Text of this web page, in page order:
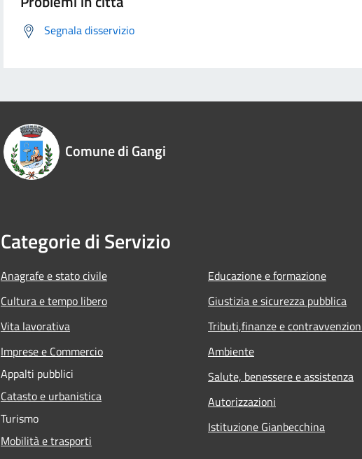
Segnala disservizio
Comune di Gangi
Categorie di Servizio
Anagrafe e stato civile
Cultura e tempo libero
Vita lavorativa
Imprese e Commercio
Appalti pubblici
Catasto e urbanistica
Turismo
Mobilità e trasporti
Educazione e formazione
Giustizia e sicurezza pubblica
Tributi,finanze e
Ambiente
Salute, benessere e assistenza
Autorizzazioni
Istituzione Gianbecchina